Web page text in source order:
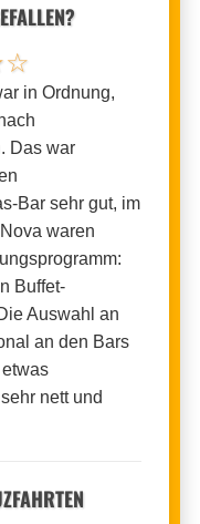
☆
in Ordnung,
Das war
Bar sehr gut, im
waren
Buffet-
Auswahl an
an den Bars
nett und